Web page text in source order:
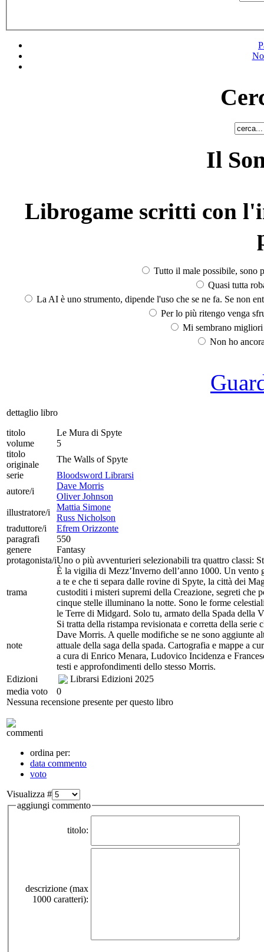
Il
Librogame scritti con
Tutto il male possibile, sono
Quasi tutta
La AI è uno strumento, dipende l'uso che se ne fa. Se non
Per lo più ritengo venga
Mi sembrano
Non ho
dettaglio libro
titolo
Le Mura di Spyte
volume
5
titolo
originale
The Walls of Spyte
serie
Bloodsword Librarsi
autore/i
Dave Morris
Oliver Johnson
illustratore/i
Mattia Simone
Russ Nicholson
traduttore/i
Efrem Orizzonte
paragrafi
550
genere
Fantasy
protagonista/iUno o più avventurieri selezionabili tra quattro classi:
trama
È la vigilia di Mezz’Inverno dell’anno 1000. Un vento
a te e che ti separa dalle rovine di Spyte, la città dei
custoditi i misteri supremi della Creazione, segreti che
cinque stelle illuminano la notte. Sono le forme
le Terre di Midgard. Solo tu, armato della Spada della
note
Si tratta della ristampa revisionata e corretta della
Dave Morris. A quelle modifiche se ne sono aggiunte
attuale della saga della spada. Cartografia e mappe a
a cura di Enrico Menara, Ludovico Incidenza e
testi e approfondimenti dello stesso Morris.
Edizioni
Librarsi Edizioni 2025
media voto
0
Nessuna recensione presente per questo libro
commenti
ordina per:
data commento
voto
Visualizza #
aggiungi commento
titolo:
descrizione (max
1000 caratteri):